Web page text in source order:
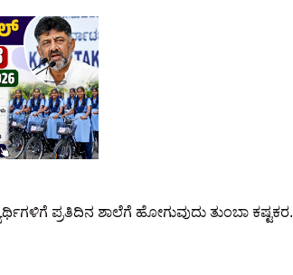
ಪ್ರತಿದಿನ ಶಾಲೆಗೆ ಹೋಗುವುದು ತುಂಬಾ ಕಷ್ಟಕರ.